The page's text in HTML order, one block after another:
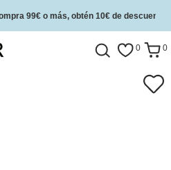
99€ o más, obtén 10€ de descuento.
de garantía de devolución del dinero.
0 0